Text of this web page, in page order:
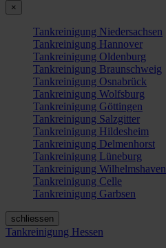
×
Tankreinigung Niedersachsen
Tankreinigung Hannover
Tankreinigung Oldenburg
Tankreinigung Braunschweig
Tankreinigung Osnabrück
Tankreinigung Wolfsburg
Tankreinigung Göttingen
Tankreinigung Salzgitter
Tankreinigung Hildesheim
Tankreinigung Delmenhorst
Tankreinigung Lüneburg
Tankreinigung Wilhelmshaven
Tankreinigung Celle
Tankreinigung Garbsen
schliessen
Tankreinigung Hessen